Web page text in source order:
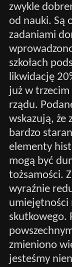
zwykle
od nauki. Są
zadaniami
szkołach
likwidację
już w
rządu.
wskazują, że
bardzo
elementy
mogą być
tożsamości.
wyraźnie
umiejętności
skutkowego.
zmieniono
jesteśmy